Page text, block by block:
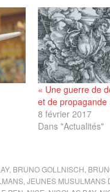
« Une guerre de
et de propagande
8 février 2017
Dans "Actualités"
, BRUNO GOLLNISCH
JEUNES MUSULMANS